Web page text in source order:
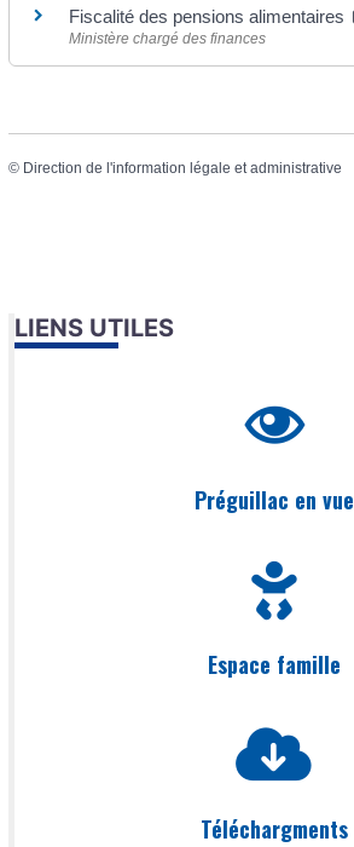
Fiscalité des pensions alimentaires
Ministère chargé des finances
© Direction de l'information légale et administrative
LIENS UTILES
Préguillac en vue
Espace famille
Téléchargments